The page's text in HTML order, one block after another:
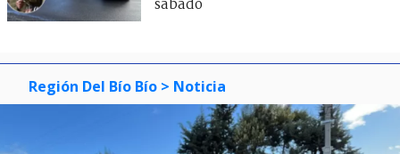
sábado
Región Del Bío Bío > Noticia